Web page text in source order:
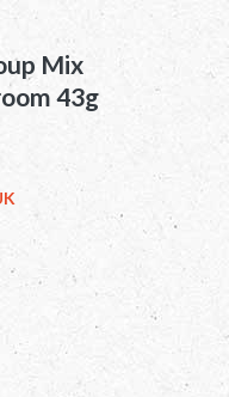
Mix
43g